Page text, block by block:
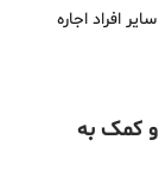
افراد اجاره
و کمک به